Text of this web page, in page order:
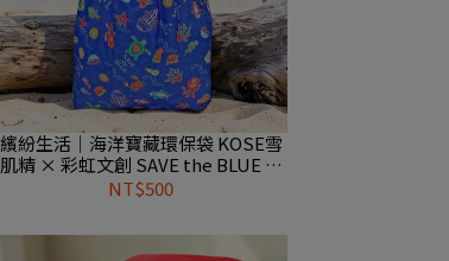
繽紛生活｜海洋寶藏環保袋 KOSE雪
肌精 × 彩虹文創 SAVE the BLUE 台
灣限定聯名款 購物袋
NT$500